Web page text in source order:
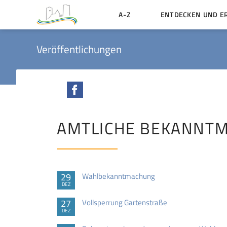
A-Z ENTDECKEN UND
Veröffentlichungen
AMTLICHE
29
DEZ
Wahlbekanntmachung
27
DEZ
Vollsperrung Gartenstraße